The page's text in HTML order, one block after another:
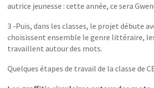
autrice jeunesse : cette année, ce sera
3 -Puis, dans les classes, le projet débute
choisissent ensemble le genre littéraire,
travaillent autour des mots.
Quelques étapes de travail de la classe de